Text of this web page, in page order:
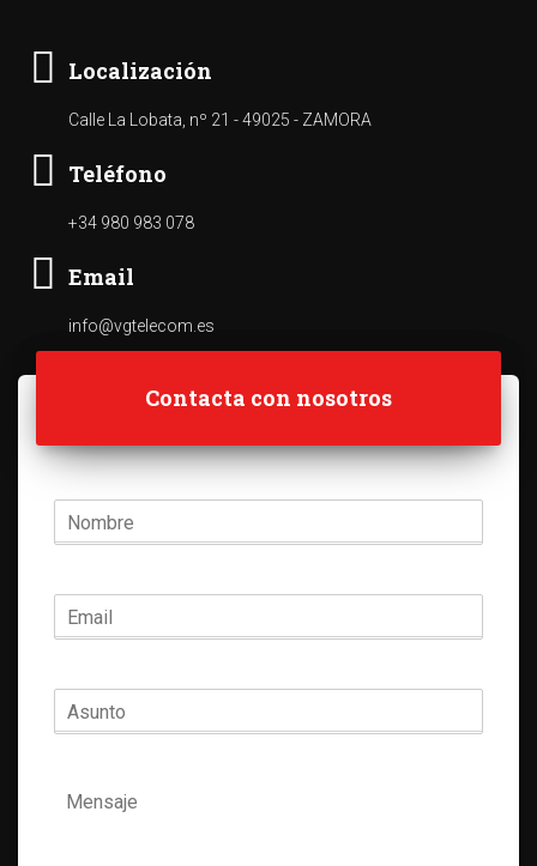
Localización
Calle La Lobata, nº 21 - 49025 - ZAMORA
Teléfono
+34 980 983 078
Email
info@vgtelecom.es
Contacta con nosotros